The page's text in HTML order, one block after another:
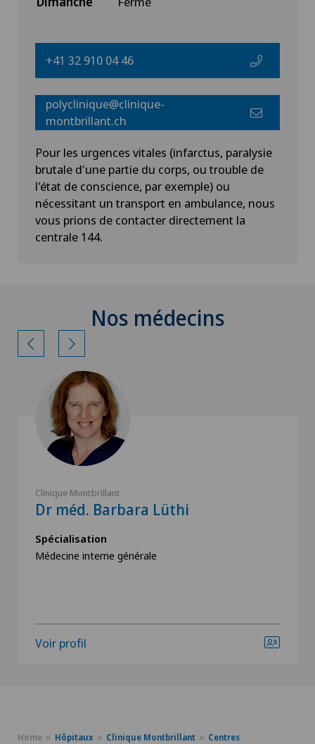
+41 32 910 04 46
polyclinique@clinique-
montbrillant.ch
Pour les urgences vitales (infarctus, paralysie
brutale d'une partie du corps, ou trouble de
l'état de conscience, par exemple) ou
nécessitant un transport en ambulance, nous
vous prions de contacter directement la
centrale 144.
Nos médecins
Clinique Montbrillant
Dr méd. Barbara Lüthi
Spécialisation
Médecine interne générale
Voir profil
Home Hôpitaux Clinique Montbrillant
Centres